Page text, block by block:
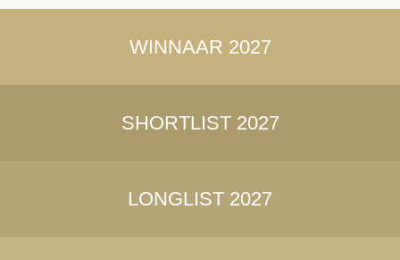
WINNAAR 2027
SHORTLIST 2027
LONGLIST 2027